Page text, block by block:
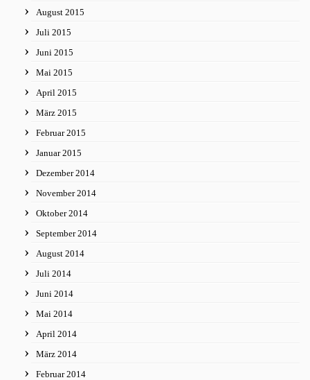
August 2015
Juli 2015
Juni 2015
Mai 2015
April 2015
März 2015
Februar 2015
Januar 2015
Dezember 2014
November 2014
Oktober 2014
September 2014
August 2014
Juli 2014
Juni 2014
Mai 2014
April 2014
März 2014
Februar 2014